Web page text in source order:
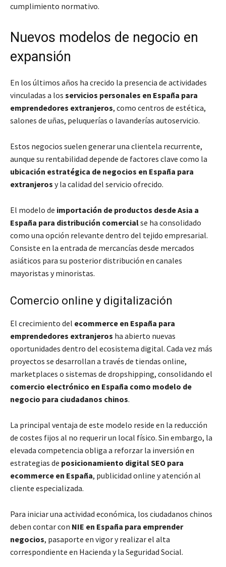
cumplimiento normativo.
Nuevos modelos de negocio en
expansión
En los últimos años ha crecido la presencia de actividades
vinculadas a los servicios personales en España para
emprendedores extranjeros, como centros de estética,
salones de uñas, peluquerías o lavanderías autoservicio.
Estos negocios suelen generar una clientela recurrente,
aunque su rentabilidad depende de factores clave como la
ubicación estratégica de negocios en España para
extranjeros y la calidad del servicio ofrecido.
El modelo de importación de productos desde Asia a
España para distribución comercialse ha consolidado
como una opción relevante dentro del tejido empresarial.
Consiste en la entrada de mercancías desde mercados
asiáticos para su posterior distribución en canales
mayoristas y minoristas.
Comercio online y digitalización
El crecimiento del ecommerce en España para
emprendedores extranjeros ha abierto nuevas
oportunidades dentro del ecosistema digital. Cada vez más
proyectos se desarrollan a través de tiendas online,
marketplaces o sistemas de dropshipping, consolidando el
comercio electrónico en España como modelo de
negocio para ciudadanos chinos.
La principal ventaja de este modelo reside en la reducción
de costes fijos al no requerir un local físico. Sin embargo, la
elevada competencia obliga a reforzar la inversión en
estrategias de posicionamiento digital SEO para
ecommerce en España, publicidad online y atención al
cliente especializada.
Para iniciar una actividad económica, los ciudadanos chinos
deben contar con NIE en España para emprender
negocios, pasaporte en vigor y realizar el alta
correspondiente en Hacienda y la Seguridad Social.